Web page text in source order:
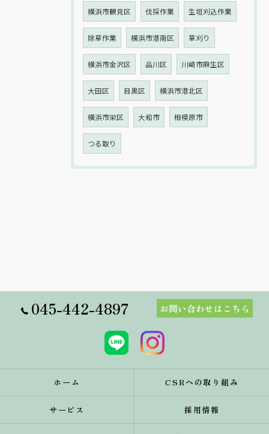
横浜市鶴見区 伐採作業 生垣刈込作業
除草作業 横浜市港南区 草刈り
横浜市金沢区 品川区 川崎市麻生区
大田区 目黒区 横浜市港北区
横浜市栄区 大和市 相模原市
つる取り
045-442-4897 お問い合わせはこちら
ホーム CSRへの取り組み
サービス 採用情報